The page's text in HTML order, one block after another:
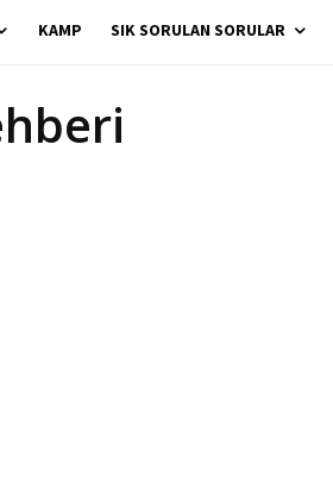
KAMP SIK SORULAN SORULAR